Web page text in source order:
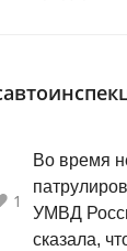
Во время
УМВД
сказала,
1